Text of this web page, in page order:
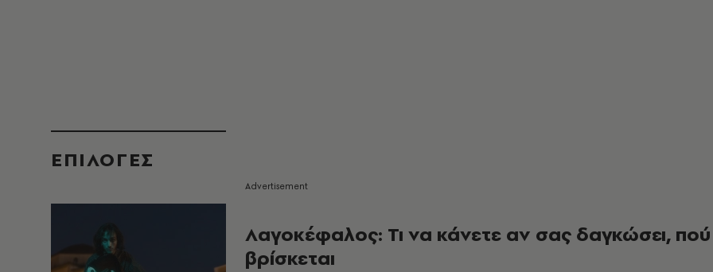
EΠΙΛΟΓΈΣ
Λαγοκέφαλος: Τι να κάνετε αν σας δαγκώσει, πού
βρίσκεται